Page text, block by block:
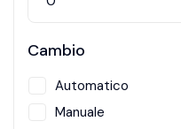
Cambio
Automatico
Manuale